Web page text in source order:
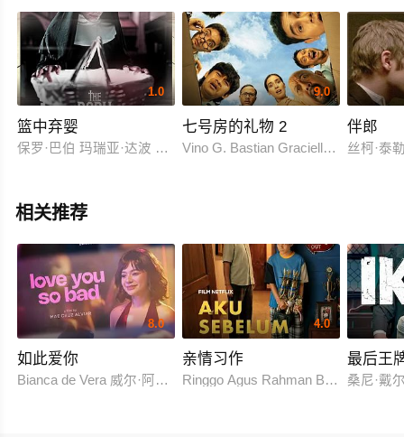
1.0
篮中弃婴
保罗·巴伯 玛瑞亚·达波 安珀·多伊索恩
9.0
七号房的礼物 2
Vino G. Bastian Graciella Abigail 玛
伴郎
丝柯·泰
相关推荐
8.0
如此爱你
Bianca de Vera 威尔·阿什利·德莱昂
4.0
亲情习作
Ringgo Agus Rahman Bima Sena
最后王
桑尼·戴